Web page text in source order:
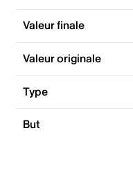
Valeur finale
Valeur originale
Type
But